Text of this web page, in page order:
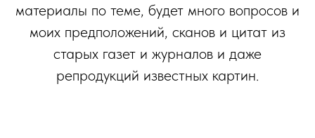
материалы по теме, будет много вопросов и
моих предположений, сканов и цитат из
старых газет и журналов и даже
репродукций известных картин.